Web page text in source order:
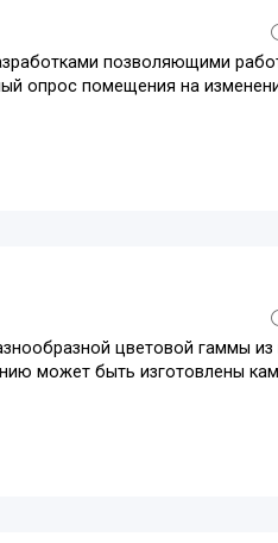
позволяющими
опрос помещения на
цветовой гаммы
может быть изготовлены